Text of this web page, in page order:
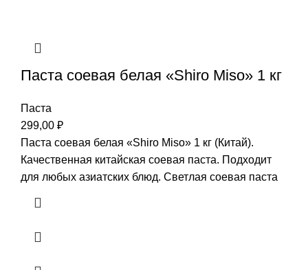
Паста соевая белая «Shiro Miso» 1 кг
Паста
299,00 ₽
Паста соевая белая «Shiro Miso» 1 кг (Китай).
Качественная китайская соевая паста. Подходит
для любых азиатских блюд. Светлая соевая паста